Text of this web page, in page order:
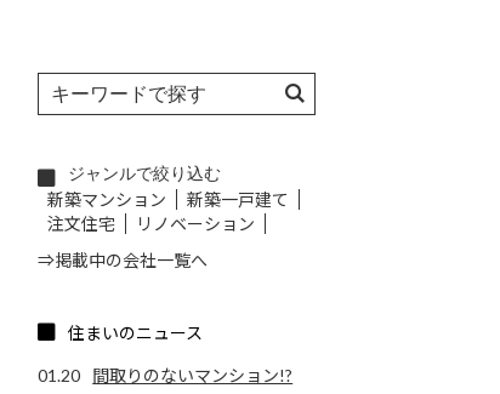
ジャンルで絞り込む
新築マンション
新築一戸建て
注文住宅
リノベーション
⇒掲載中の会社一覧へ
住まいのニュース
01.20
間取りのないマンション!?